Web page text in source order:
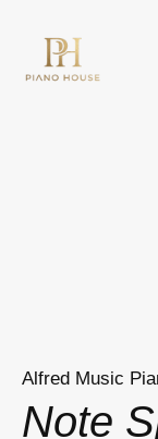
Alfred Music
Note